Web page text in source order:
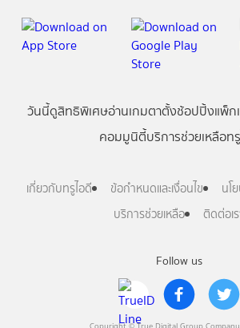
Follow us
Copyright © True Digital Group Company
วันนี้ดูสิทธิพิเศษอ่านเกมตาตั้งช้อปปิ้งแพ็ก
คอมมูนิตี้บริการช่วยเหลือท
เกี่ยวกับทรูไอดี ข้อกำหนดและเงื่อนไข
นโ
บริการช่วยเหลือ
ติดต่อเ